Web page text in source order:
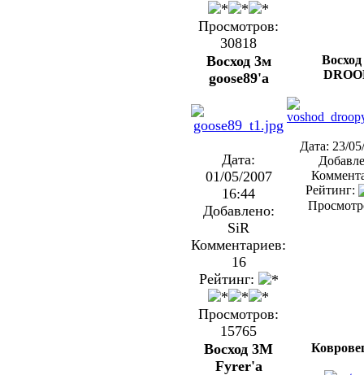
Просмотров:
30818
Восход 3м
goose89'a
Дата:
01/05/2007
16:44
Добавлено:
SiR
Комментариев:
16
Рейтинг:
Просмотров:
15765
Дата: 23/
Рейтинг:
Восход 3М
Fyrer'a